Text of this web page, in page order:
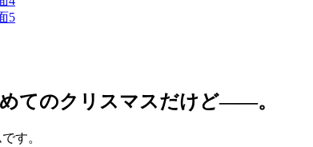
てのクリスマスだけど――。
す。